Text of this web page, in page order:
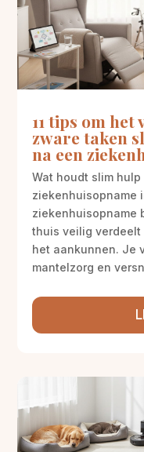
11 tips om
zware taken
na een
Wat houdt slim
ziekenhuisopname
ziekenhuisopname
thuis veilig verdeelt
het aankunnen. Je
mantelzorg en